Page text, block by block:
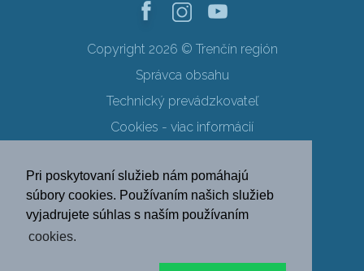
Pri poskytovaní služieb nám pomáhajú
súbory cookies. Používaním našich služieb
vyjadrujete súhlas s naším používaním
cookies.
Copyright 2026 © Trenčín región
Správca obsahu
Technický prevádzkovateľ
Cookies - viac informácií
Ochrana osobných údajov
SK EN DE
PL